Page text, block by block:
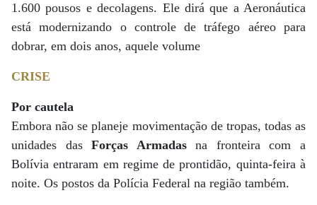
1.600 pousos e decolagens. Ele dirá que a Aeronáutica
está modernizando o controle de tráfego aéreo para
dobrar, em dois anos, aquele volume
CRISE
Por cautela
Embora não se planeje movimentação de tropas, todas as
unidades dasForças Armadasna fronteira com a
Bolívia entraram em regime de prontidão, quinta-feira à
noite. Os postos da Polícia Federal na região também.